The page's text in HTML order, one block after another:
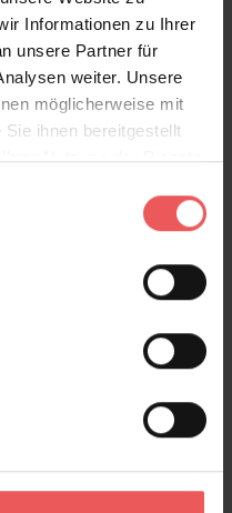
Informationen zu Ihrer
unsere Partner für
weiter. Unsere
möglicherweise mit
ihnen bereitgestellt
Nutzung der Dienste
oder alle
Note erhalten sollen.
Küstenromantik in